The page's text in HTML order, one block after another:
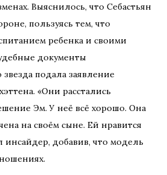
Выяснилось, что Себастьян
пользуясь тем, что
ребенка и своими
документы
подала заявление
«Они расстались
Эм. У неё всё хорошо. Она
на своём сыне. Ей нравится
инсайдер, добавив, что модель